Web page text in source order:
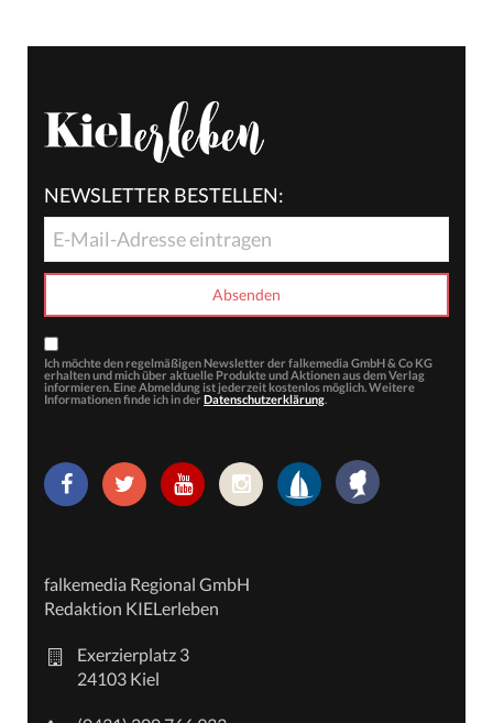
NEWSLETTER BESTELLEN:
Ich möchte den regelmäßigen Newsletter der falkemedia GmbH & Co KG
erhalten und mich über aktuelle Produkte und Aktionen aus dem Verlag
informieren. Eine Abmeldung ist jederzeit kostenlos möglich. Weitere
Informationen finde ich in der Datenschutzerklärung.
falkemedia Regional GmbH
Redaktion KIELerleben
Exerzierplatz 3
24103 Kiel